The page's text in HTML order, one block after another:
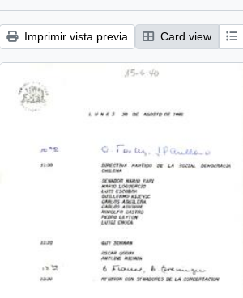
Imprimir vista previa Card view